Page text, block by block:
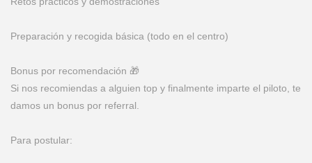
Preparación y recogida básica (todo en el centro)
Bonus por recomendación 🎁
Si nos recomiendas a alguien top y finalmente imparte el piloto, te
damos un bonus por referral.
Para postular: